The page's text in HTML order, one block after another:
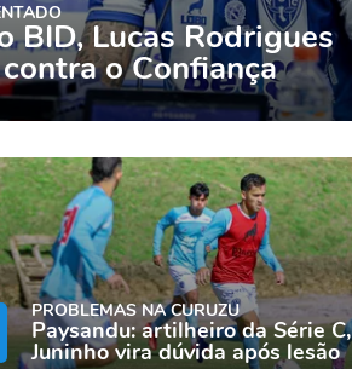
BID, Lucas Rodrigues
o Confiança
PROBLEMAS NA CURUZU
Paysandu: artilheiro da Série C,
Juninho vira dúvida após lesão